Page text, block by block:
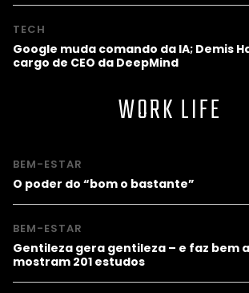
TECH
Google muda comando da IA; Demis
cargo de CEO da DeepMind
WORK LIFE
BEM-ESTAR
O poder do “bom o bastante”
BEM-ESTAR
Gentileza gera gentileza – e faz bem
mostram 201 estudos